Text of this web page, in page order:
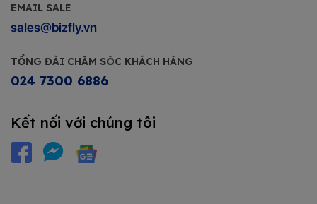
EMAIL SALE
sales@bizfly.vn
TỔNG ĐÀI CHĂM SÓC KHÁCH HÀNG
024 7300 6886
Kết nối với chúng tôi